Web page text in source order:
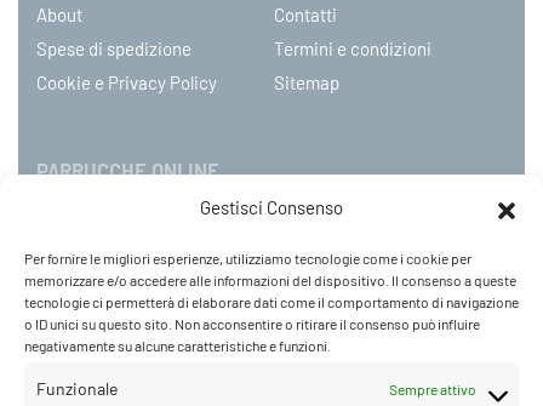
Gestisci Consenso
Per fornire le migliori esperienze, utilizziamo tecnologie come i cookie per
memorizzare e/o accedere alle informazioni del dispositivo. Il consenso a queste
tecnologie ci permetterà di elaborare dati come il comportamento di navigazione
o ID unici su questo sito. Non acconsentire o ritirare il consenso può influire
negativamente su alcune caratteristiche e funzioni.
Funzionale Sempre attivo
About
Contatti
Spese di spedizione
Termini e condizioni
Cookie e Privacy Policy
Sitemap
PARRUCCHE ONLINE
C.so Mazzini 31, NOVARA – Italy
Tel: +39 0321 659378 / 393229
WhatsApp: +39 342 9218104
info@parruccheonline.com
PEC –farcaphair@legalmail.it